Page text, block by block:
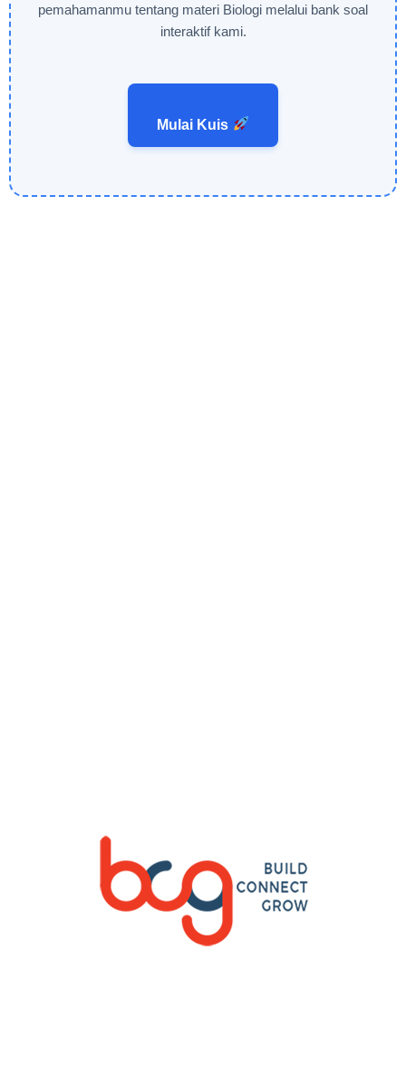
pemahamanmu tentang materi Biologi melalui bank soal
interaktif kami.
Mulai Kuis